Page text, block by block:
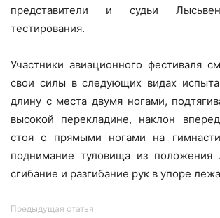
представители и судьи
тестирования.
Участники авиационного фестиваля
свои силы в следующих видах
длину с места двумя ногами,
высокой перекладине, наклон
стоя с прямыми ногами на
поднимание туловища из положения
сгибание и разгибание рук в упоре
Предыдущая статья